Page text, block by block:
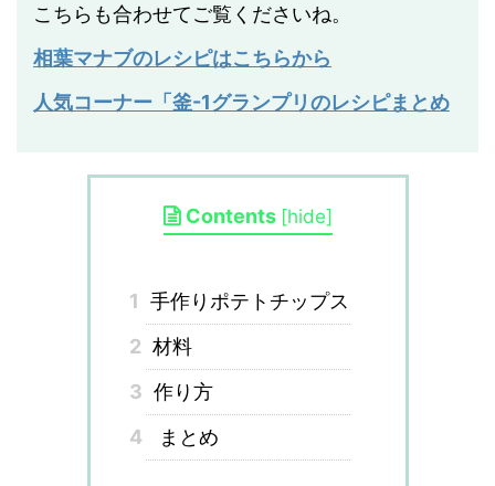
こちらも合わせてご覧くださいね。
相葉マナブのレシピはこちらから
人気コーナー「釜-1グランプリのレシピまとめ
Contents [hide]
1 手作りポテトチップス
2 材料
3 作り方
4
まとめ